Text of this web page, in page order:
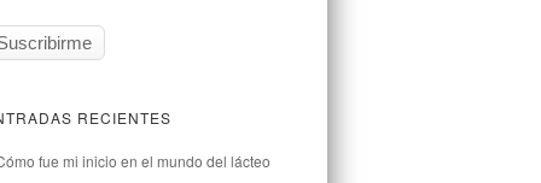
RECIENTES
fue mi inicio en el mundo del lácteo